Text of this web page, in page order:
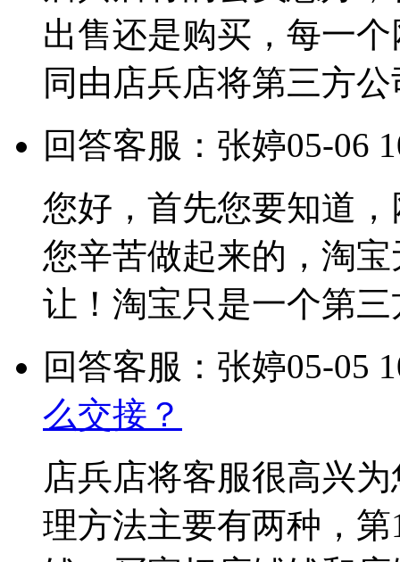
出售还是购买，每一
同由店兵店将第三方
回答客服：张婷05-06
您好，首先您要知道
您辛苦做起来的，淘
让！淘宝只是一个第
回答客服：张婷05-05
么交接？
店兵店将客服很高兴
理方法主要有两种，